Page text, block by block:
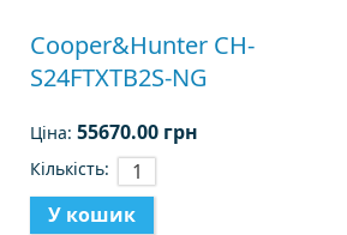
Cooper&Hunter CH-
S24FTXTB2S-NG
Ціна:55670.00 грн
Кількість: